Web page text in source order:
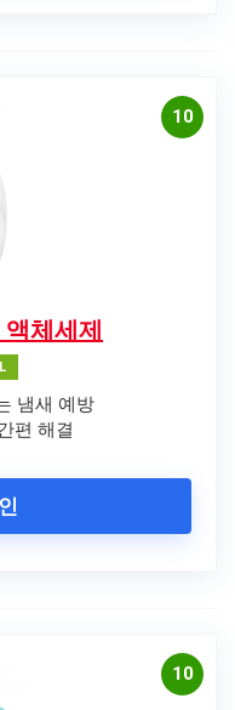
10
체세제
냄새 예방
편 해결
10